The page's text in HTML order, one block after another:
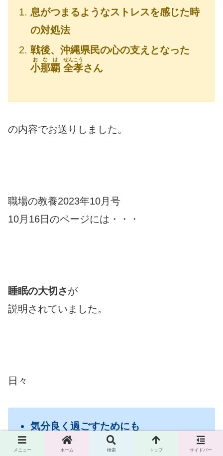
息がつまるようなストレスを感じた時
の対処法
戦後、沖縄県民の心の支えとなった
小那覇
おなは
全孝
ぜんこう
さん
の内容でお送りしました。
職場の教養2023年10月号
10月16日のページには・・・
睡眠の大切さが
説明されていました。
日々
気分良く過ごすためにも
健康で元気に過ごすためにも
メニュー ホーム 検索 トップ サイドバー